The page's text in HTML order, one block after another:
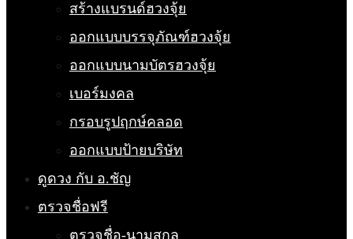
สร้างแบรนด์ฮวงจุ้ย
ออกแบบบรรจุภัณฑ์ฮวงจุ้ย
ออกแบบนามบัตรฮวงจุ้ย
เบอร์มงคล
กรอบรูปฤกษ์คลอด
ออกแบบป้ายบริษัท
ดูดวง กับ อ.ชัญ
ตรวจชื่อฟรี
ตรวจชื่อ-นามสกุล